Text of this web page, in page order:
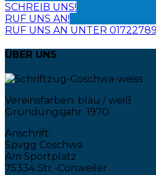
SCHREIB UNS!
RUF UNS AN!
RUF UNS AN UNTER
ÜBER UNS
Vereinsfarben: blau / weiß
Gründungsjahr: 1970
Anschrift:
Spvgg Coschwa
Am Sportplatz
75334 Str.-Conweiler